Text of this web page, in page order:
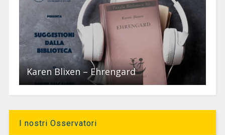
Karen Blixen – Ehrengard
I nostri Osservatori